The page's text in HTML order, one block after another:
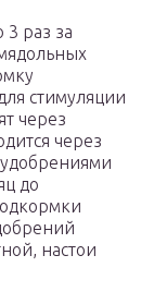
раз за
стимуляции
через
через
до
настои